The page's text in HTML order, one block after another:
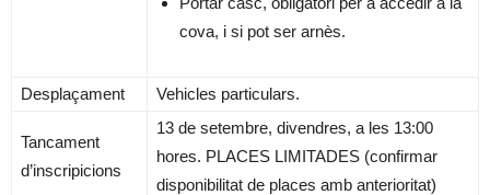
cova, i si pot ser arnès.
Desplaçament Vehicles particulars.
Tancament
d’inscripicions
13 de setembre, divendres, a les 13:00
hores. PLACES LIMITADES (confirmar
disponibilitat de places amb anterioritat)